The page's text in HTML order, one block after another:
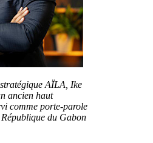
AÏLA, Ike
ancien haut
comme porte-parole
du Gabon